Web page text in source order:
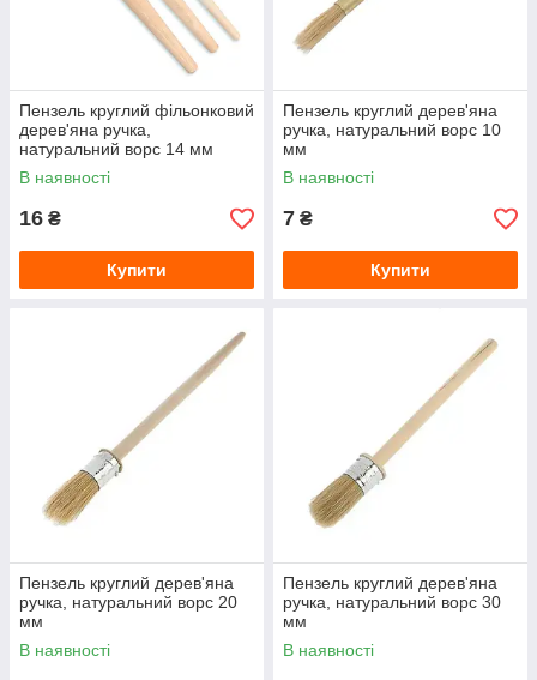
Пензель круглий фільонковий
дерев'яна ручка,
натуральний ворс 14 мм
В наявності
16 ₴
Купити
Пензель круглий дерев'яна
ручка, натуральний ворс 10
мм
В наявності
7 ₴
Купити
Пензель круглий дерев'яна
ручка, натуральний ворс 20
мм
В наявності
Пензель круглий дерев'яна
ручка, натуральний ворс 30
мм
В наявності